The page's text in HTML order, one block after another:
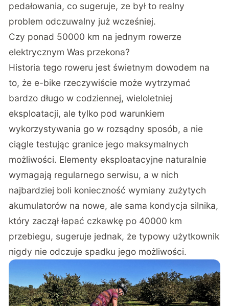
pedałowania, co sugeruje, ze był to realny
problem odczuwalny już wcześniej.
Czy ponad 50000 km na jednym rowerze
elektrycznym Was przekona?
Historia tego roweru jest świetnym dowodem na
to, że e-bike rzeczywiście może wytrzymać
bardzo długo w codziennej, wieloletniej
eksploatacji, ale tylko pod warunkiem
wykorzystywania go w rozsądny sposób, a nie
ciągle testując granice jego maksymalnych
możliwości. Elementy eksploatacyjne naturalnie
wymagają regularnego serwisu, a w nich
najbardziej boli konieczność wymiany zużytych
akumulatorów na nowe, ale sama kondycja silnika,
który zaczął łapać czkawkę po 40000 km
przebiegu, sugeruje jednak, że typowy użytkownik
nigdy nie odczuje spadku jego możliwości.